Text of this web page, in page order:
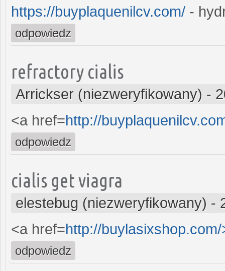
https://buyplaquenilcv.com/ -
odpowiedz
refractory cialis
Arrickser (niezweryfikowany) -
<a href=http://
odpowiedz
cialis get viagra
elestebug (niezweryfikowany) -
<a href=http://
odpowiedz